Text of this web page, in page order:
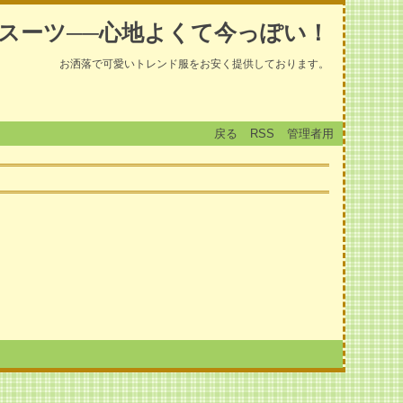
ーツ──心地よくて今っぽい！
お洒落で可愛いトレンド服をお安く提供しております。
戻る RSS 管理者用